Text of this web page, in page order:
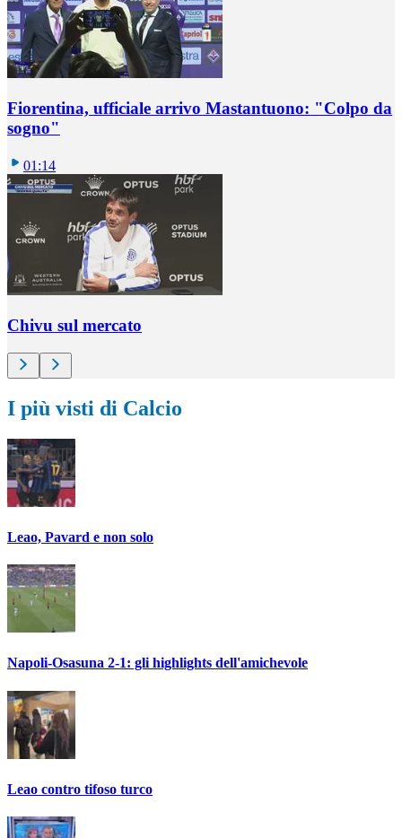
Fiorentina, ufficiale arrivo Mastantuono: "Colpo da
sogno"
01:14
Chivu sul mercato
I più visti di Calcio
Leao, Pavard e non solo
Napoli-Osasuna 2-1: gli highlights dell'amichevole
Leao contro tifoso turco